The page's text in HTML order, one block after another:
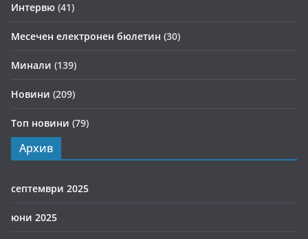
Интервю (41)
Месечен електронен бюлетин (30)
Минали (139)
Новини (209)
Топ новини (79)
Архив
септември 2025
юни 2025